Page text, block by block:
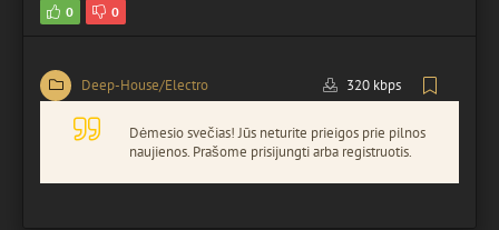
0 0
Deep-House/Electro 320 kbps
Dėmesio svečias! Jūs neturite prieigos prie pilnos
naujienos. Prašome prisijungti arba registruotis.